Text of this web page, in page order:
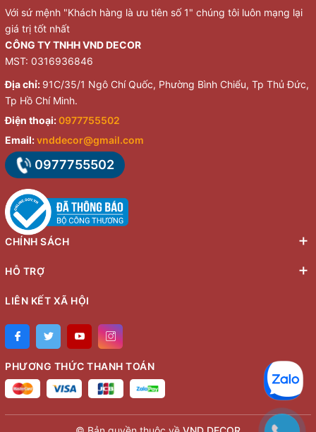
Với sứ mệnh "Khách hàng là ưu tiên số 1" chúng tôi luôn mạng lại
giá trị tốt nhất
CÔNG TY TNHH VND DECOR
MST: 0316936846
Địa chỉ: 91C/35/1 Ngô Chí Quốc, Phường Bình Chiểu, Tp Thủ Đức,
Tp Hồ Chí Minh.
Điện thoại: 0977755502
Email:vnddecor@gmail.com
0977755502
CHÍNH SÁCH
HỖ TRỢ
LIÊN KẾT XÃ HỘI
PHƯƠNG THỨC THANH TOÁN